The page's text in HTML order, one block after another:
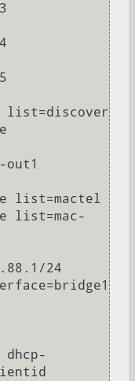
list=discover
out1
list=mactel
list=mac-
24
dhcp-